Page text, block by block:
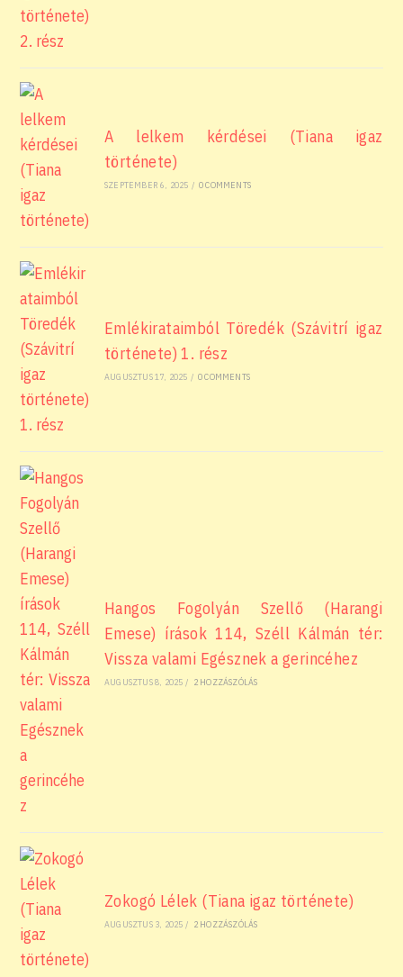
A lelkem kérdései (Tiana igaz
története)
SZEPTEMBER 6, 2025 / 0 COMMENTS
Emlékirataimból Töredék (Szávitrí igaz
története) 1. rész
AUGUSZTUS 17, 2025 / 0 COMMENTS
Hangos Fogolyán Szellő (Harangi
Emese) írások 114, Széll Kálmán tér:
Vissza valami Egésznek a gerincéhez
AUGUSZTUS 8, 2025 / 2 HOZZÁSZÓLÁS
Zokogó Lélek (Tiana igaz története)
AUGUSZTUS 3, 2025 / 2 HOZZÁSZÓLÁS